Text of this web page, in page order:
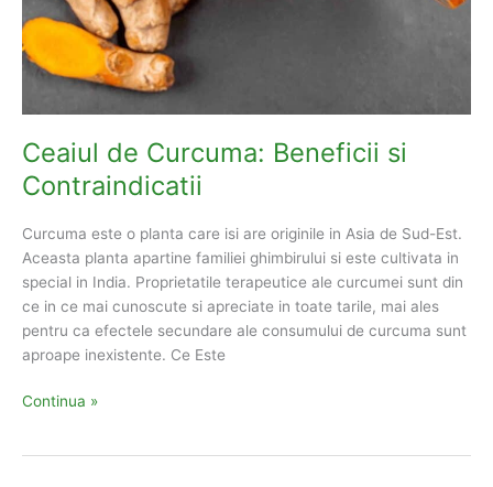
Ceaiul de Curcuma: Beneficii si
Contraindicatii
Curcuma este o planta care isi are originile in Asia de Sud-Est.
Aceasta planta apartine familiei ghimbirului si este cultivata in
special in India. Proprietatile terapeutice ale curcumei sunt din
ce in ce mai cunoscute si apreciate in toate tarile, mai ales
pentru ca efectele secundare ale consumului de curcuma sunt
aproape inexistente. Ce Este
Ceaiul
Continua »